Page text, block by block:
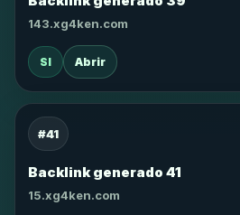
143.xg4ken.com
SI Abrir
#41
Backlink generado 41
15.xg4ken.com